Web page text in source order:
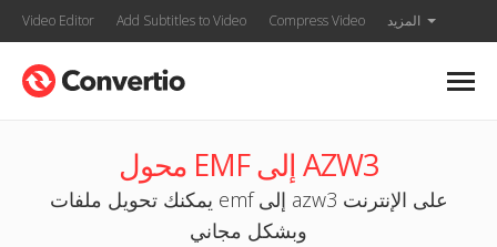
Video Editor Add Subtitles to Video Compress Video المزيد
محول EMF إلى AZW3
يمكنك تحويل ملفات emf إلى azw3 على الإنترنت
وبشكل مجاني